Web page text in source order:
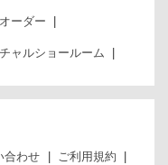
ーダー
ャルショールーム
合わせ ご利用規約